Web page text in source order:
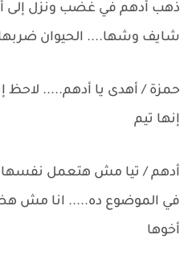
ذهب أدهم في غضب ونزل
شايف وشها.... الحيوان
حمزة / أهدى يا أدهم.....
إنها تيم
أدهم / تيا مش هتعمل نفسها
في الموضوع ده..... انا مش
أخوها